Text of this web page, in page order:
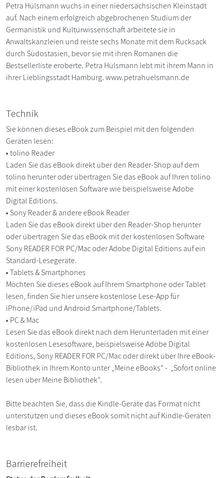
Petra Hülsmann wuchs in einer niedersächsischen Kleinstadt
auf. Nach einem erfolgreich abgebrochenen Studium der
Germanistik und Kulturwissenschaft arbeitete sie in
Anwaltskanzleien und reiste sechs Monate mit dem Rucksack
durch Südostasien, bevor sie mit ihren Romanen die
Bestsellerliste eroberte. Petra Hülsmann lebt mit ihrem Mann in
ihrer Lieblingsstadt Hamburg. www.petrahuelsmann.de
Technik
Sie können dieses eBook zum Beispiel mit den folgenden
Geräten lesen:
• tolino Reader
Laden Sie das eBook direkt über den Reader-Shop auf dem
tolino herunter oder übertragen Sie das eBook auf Ihren tolino
mit einer kostenlosen Software wie beispielsweise Adobe
Digital Editions.
• Sony Reader & andere eBook Reader
Laden Sie das eBook direkt über den Reader-Shop herunter
oder übertragen Sie das eBook mit der kostenlosen Software
Sony READER FOR PC/Mac oder Adobe Digital Editions auf ein
Standard-Lesegeräte.
• Tablets & Smartphones
Möchten Sie dieses eBook auf Ihrem Smartphone oder Tablet
lesen, finden Sie hier unsere kostenlose Lese-App für
iPhone/iPad und Android Smartphone/Tablets.
• PC & Mac
Lesen Sie das eBook direkt nach dem Herunterladen mit einer
kostenlosen Lesesoftware, beispielsweise Adobe Digital
Editions, Sony READER FOR PC/Mac oder direkt über Ihre eBook-
Bibliothek in Ihrem Konto unter „Meine eBooks“ - „Sofort online
lesen über Meine Bibliothek“.
Bitte beachten Sie, dass die Kindle-Geräte das Format nicht
unterstützen und dieses eBook somit nicht auf Kindle-Geräten
lesbar ist.
Barrierefreiheit